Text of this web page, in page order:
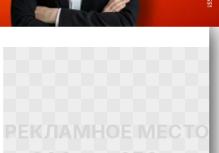
РЕКЛАМНОЕ МЕСТО